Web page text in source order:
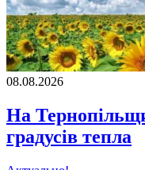
08.08.2026
На
градусів тепла